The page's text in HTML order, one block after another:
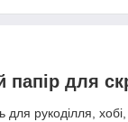
папір для
для рукоділля, хобі,